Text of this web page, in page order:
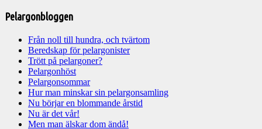
Pelargonbloggen
Från noll till hundra, och tvärtom
Beredskap för pelargonister
Trött på pelargoner?
Pelargonhöst
Pelargonsommar
Hur man minskar sin pelargonsamling
Nu börjar en blommande årstid
Nu är det vår!
Men man älskar dom ändå!